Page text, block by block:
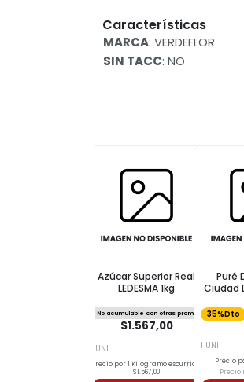
Características
MARCA: VERDEFLOR
SIN TACC: NO
Azúcar Superior Real
LEDESMA 1kg
No acumulable con otras promos
$1.567,00
1 UNI
Precio por 1 Kilogramo escurrido:
$1.567,00
Puré
Ciudad
35%Dto
1 UNI
Precio
Precio